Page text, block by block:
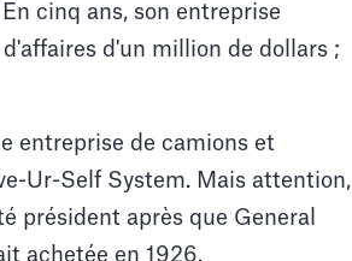
cinq ans, son entreprise
d'un million de dollars ;
entreprise de camions et
Ur-Self System. Mais attention,
président après que General
achetée en 1926.